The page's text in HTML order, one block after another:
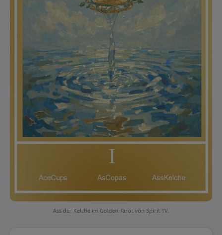
Ass der Kelche im Golden Tarot von Spirit TV.